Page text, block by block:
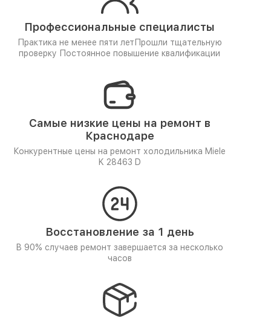
Профессиональные специалисты
Практика не менее пяти лет Прошли тщательную
проверку Постоянное повышение квалификации
Самые низкие цены на ремонт в
Краснодаре
Конкурентные цены на ремонт холодильника Miele
K 28463 D
Восстановление за 1 день
В 90% случаев ремонт завершается за несколько
часов